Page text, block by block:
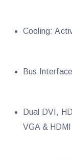
Cooling:
Bus
Dual DVI,
VGA &